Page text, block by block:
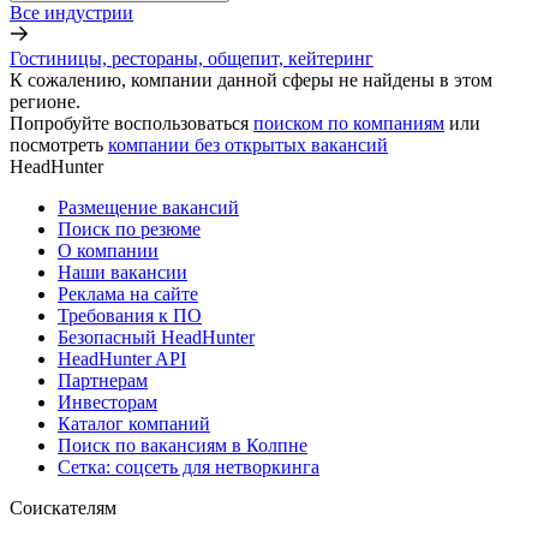
Все индустрии
Гостиницы, рестораны, общепит, кейтеринг
К сожалению, компании данной сферы не найдены в этом
регионе.
Попробуйте воспользоваться поиском по компаниям или
посмотреть компании без открытых вакансий
HeadHunter
Размещение вакансий
Поиск по резюме
О компании
Наши вакансии
Реклама на сайте
Требования к ПО
Безопасный HeadHunter
HeadHunter API
Партнерам
Инвесторам
Каталог компаний
Поиск по вакансиям в Колпне
Сетка: соцсеть для нетворкинга
Соискателям